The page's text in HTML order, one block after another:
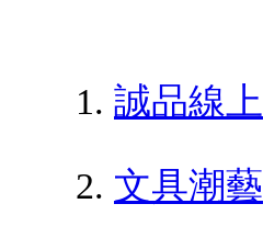
誠品線上
文具潮藝